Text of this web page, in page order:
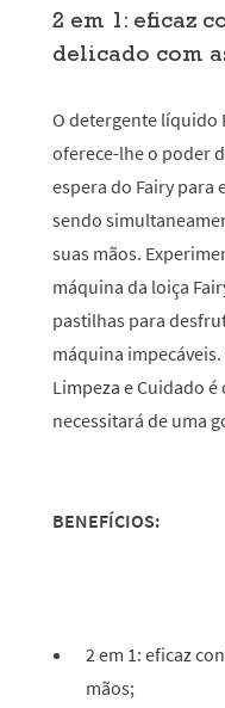
Read
67
Reviews.
a
mesma
página.
2 em 1: eficaz
delicado com
O detergente líquido
oferece-lhe o poder
espera do Fairy
sendo
suas mãos.
máquina da loiça
pastilhas para
máquina
Limpeza e Cuidado
necessitará de uma
BENEFÍCIOS:
2 em 1: eficaz
mãos;